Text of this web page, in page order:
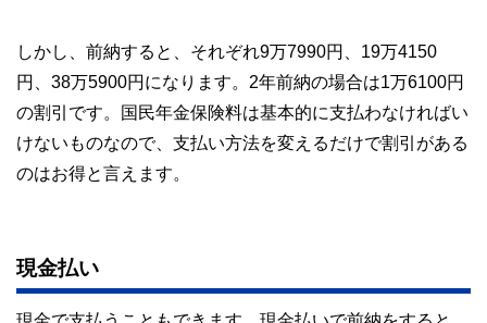
しかし、前納すると、それぞれ9万7990円、19万4150
円、38万5900円になります。2年前納の場合は1万6100円
の割引です。国民年金保険料は基本的に支払わなければい
けないものなので、支払い方法を変えるだけで割引がある
のはお得と言えます。
現金払い
現金で支払うこともできます。現金払いで前納をすると、